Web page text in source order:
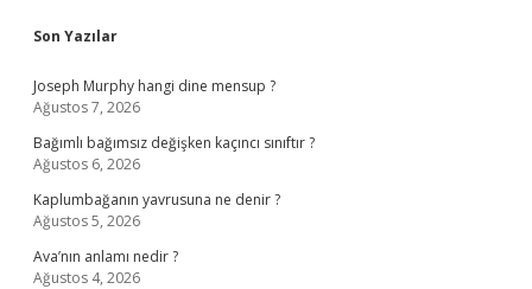
Sidebar
Son Yazılar
Joseph Murphy hangi dine mensup ?
Ağustos 7, 2026
Bağımlı bağımsız değişken kaçıncı sınıftır ?
Ağustos 6, 2026
Kaplumbağanın yavrusuna ne denir ?
Ağustos 5, 2026
Ava’nın anlamı nedir ?
Ağustos 4, 2026